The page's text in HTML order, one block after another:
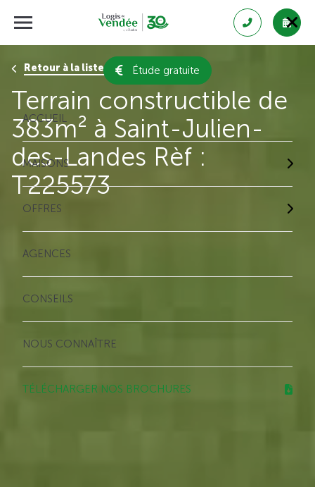
Étude gratuite
ACCUEIL
MAISONS
OFFRES
AGENCES
CONSEILS
NOUS CONNAÎTRE
TÉLÉCHARGER NOS BROCHURES
Retour à la liste des résultats
Terrain constructible de
383m² à Saint-Julien-
des-Landes Rèf :
T225573